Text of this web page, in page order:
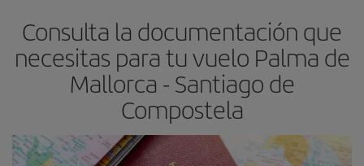
avión más baratos te saldrán. Además, si buscas los vuelos con
las fechas y los horarios del viaje un poco abiertos, podráselegir
el precio más barato.
Consulta la documentación que
necesitas para tu vuelo Palma de
Mallorca - Santiago de
Compostela